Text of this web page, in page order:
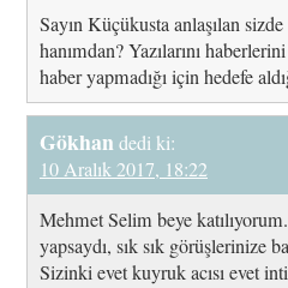
Sayın Küçükusta anlaşılan
hanımdan? Yazılarını
haber yapmadığı için hedefe
Gökhandedi ki:
10 Aralık 2017, 18:22
Mehmet Selim beye
yapsaydı, sık sık görüşlerinize
Sizinki evet kuyruk acısı evet